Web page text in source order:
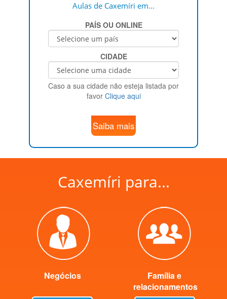
Aulas de Caxemíri em...
PAÍS OU ONLINE
CIDADE
Caso a sua cidade não esteja listada por
favor Clique aqui
Saiba mais
Caxemíri para...
Negócios
Família e
relacionamentos